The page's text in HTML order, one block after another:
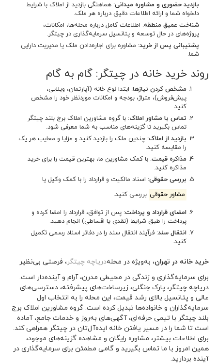
بازدید حضوری و مشاوره میدانی: هماهنگی بازدید از املاک با شرایط
دلخواه شما و ارائه اطلاعات دقیق درباره هر ملک.
شناخت عمیق منطقه: اطلاعات کامل درباره محله‌ها، امکانات،
پروژه‌های در حال توسعه و پتانسیل سرمایه‌گذاری در چیتگر.
پشتیبانی پس از خرید: مشاوره برای اجاره‌دادن ملک یا مدیریت دارایی
شما.
روند خرید خانه در چیتگر: گام به گام
مشخص کردن نیازها: ابتدا نوع خانه (آپارتمان، ویلایی،
پیش‌فروش)، متراژ، بودجه و امکانات موردنظر خود را مشخص
کنید.
تماس با مشاور املاک: با گروه مشاورین املاک برج بلند چیتگر
تماس بگیرید تا گزینه‌های مناسب به شما معرفی شود.
بازدید از املاک: چندین ملک را بازدید کنید و مزایا و معایب هر یک
را مقایسه کنید.
مذاکره قیمت: با کمک مشاورین ما، بهترین قیمت را برای خرید
مذاکره کنید.
بررسی حقوقی: اسناد مالکیت و قرارداد را با کمک وکیل یا
مشاور حقوقیبررسی کنید.
امضای قرارداد و پرداخت: پس از توافق، قرارداد را امضا کرده و
پرداخت را طبق شرایط (نقدی یا اقساطی) انجام دهید.
انتقال سند: فرآیند انتقال سند را در دفاتر اسناد رسمی تکمیل
کنید.
خرید خانه در تهران، به‌ویژه در محلهدریاچه چیتگر، فرصتی بی‌نظیر
برای سرمایه‌گذاری و زندگی در محیطی مدرن، آرام و آینده‌دار است.
دریاچه چیتگر، پارک جنگلی، زیرساخت‌های پیشرفته، دسترسی‌های
عالی و پتانسیل بالای رشد قیمت، این محله را به انتخاب اول
سرمایه‌گذاران و خانواده‌ها تبدیل کرده است. گروه مشاورین املاک برج
بلند چیتگر با تیمی حرفه‌ای، آگهی‌های به‌روز و خدمات جامع، آماده
است تا شما را در مسیر یافتن خانه ایده‌آل‌تان در چیتگر همراهی کند.
برای اطلاعات بیشتر، مشاوره رایگان و مشاهده گزینه‌های موجود،
همین امروز با ما تماس بگیرید و گامی مطمئن برای سرمایه‌گذاری در
آینده بردارید.